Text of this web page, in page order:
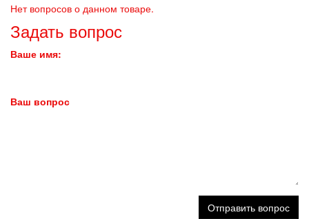
Нет вопросов о данном товаре.
Задать вопрос
Ваше имя:
Ваш вопрос
Отправить вопрос